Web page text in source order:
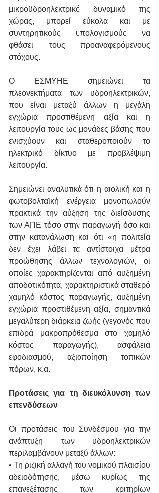
μικροϋδροηλεκτρικό δυναμικό της
χώρας, μπορεί εύκολα και με
συντηρητικούς υπολογισμούς να
φθάσει τους προαναφερόμενους
στόχους.
Ο ΕΣΜΥΗΕ σημειώνει τα
πλεονεκτήματα των υδροηλεκτρικών,
που είναι μεταξύ άλλων η μεγάλη
εγχώρια προστιθέμενη αξία και η
λειτουργία τους ως μονάδες βάσης που
ενισχύουν και σταθεροποιούν το
ηλεκτρικό δίκτυο με προβλέψιμη
λειτουργία.
Σημειώνει αναλυτικά ότι η αιολική και η
φωτοβολταϊκή ενέργεια μονοπωλούν
πρακτικά την αύξηση της διείσδυσης
των ΑΠΕ τόσο στην παραγωγή όσο και
στην κατανάλωση και ότι «η πολιτεία
δεν έχει λάβει τα αντίστοιχα μέτρα
προώθησης άλλων τεχνολογιών, οι
οποίες χαρακτηρίζονται από αυξημένη
αποδοτικότητα, χαρακτηριστικά σταθερό
χαμηλό κόστος παραγωγής, αυξημένη
εγχώρια προστιθέμενη αξία, σημαντικά
μεγαλύτερη διάρκεια ζωής (γεγονός που
επιδρά μακροπρόθεσμα στο χαμηλό
κόστος παραγωγής), ασφάλεια
εφοδιασμού, αξιοποίηση τοπικών
πόρων, κ.α.
Προτάσεις για τη διευκόλυνση των
επενδύσεων
Οι προτάσεις του Συνδέσμου για την
ανάπτυξη των υδροηλεκτρικών
περιλαμβάνουν μεταξύ άλλων:
• Τη ριζική αλλαγή του νομικού πλαισίου
αδειοδότησης, μέσω κυρίως της
επανεξέτασης των κριτηρίων